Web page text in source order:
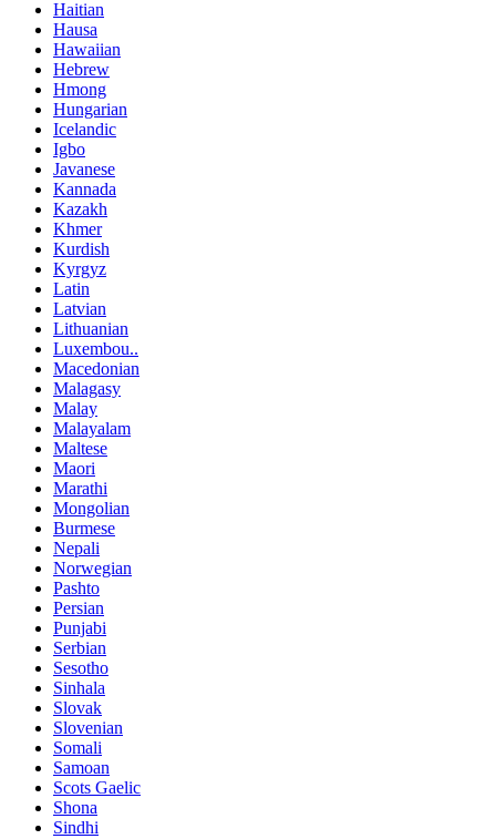
Haitian
Hausa
Hawaiian
Hebrew
Hmong
Hungarian
Icelandic
Igbo
Javanese
Kannada
Kazakh
Khmer
Kurdish
Kyrgyz
Latin
Latvian
Lithuanian
Luxembou..
Macedonian
Malagasy
Malay
Malayalam
Maltese
Maori
Marathi
Mongolian
Burmese
Nepali
Norwegian
Pashto
Persian
Punjabi
Serbian
Sesotho
Sinhala
Slovak
Slovenian
Somali
Samoan
Scots Gaelic
Shona
Sindhi